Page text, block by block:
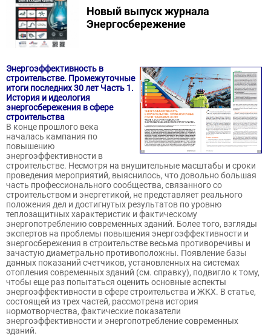
Новый выпуск журнала
Энергосбережение
Энергоэффективность в
строительстве. Промежуточные
итоги последних 30 лет Часть 1.
История и идеология
энергосбережения в сфере
строительства
В конце прошлого века
началась кампания по
повышению
энергоэффективности в
строительстве. Несмотря на внушительные масштабы и сроки
проведения мероприятий, выяснилось, что довольно большая
часть профессионального сообщества, связанного со
строительством и энергетикой, не представляет реального
положения дел и достигнутых результатов по уровню
теплозащитных характеристик и фактическому
энергопотреблению современных зданий. Более того, взгляды
экспертов на проблемы повышения энергоэффективности и
энергосбережения в строительстве весьма противоречивы и
зачастую диаметрально противоположны. Появление базы
данных показаний счетчиков, установленных на системах
отопления современных зданий (см. справку), подвигло к тому,
чтобы еще раз попытаться оценить основные аспекты
энергоэффективности в сфере строительства и ЖКХ. В статье,
состоящей из трех частей, рассмотрена история
нормотворчества, фактические показатели
энергоэффективности и энергопотребление современных
зданий.